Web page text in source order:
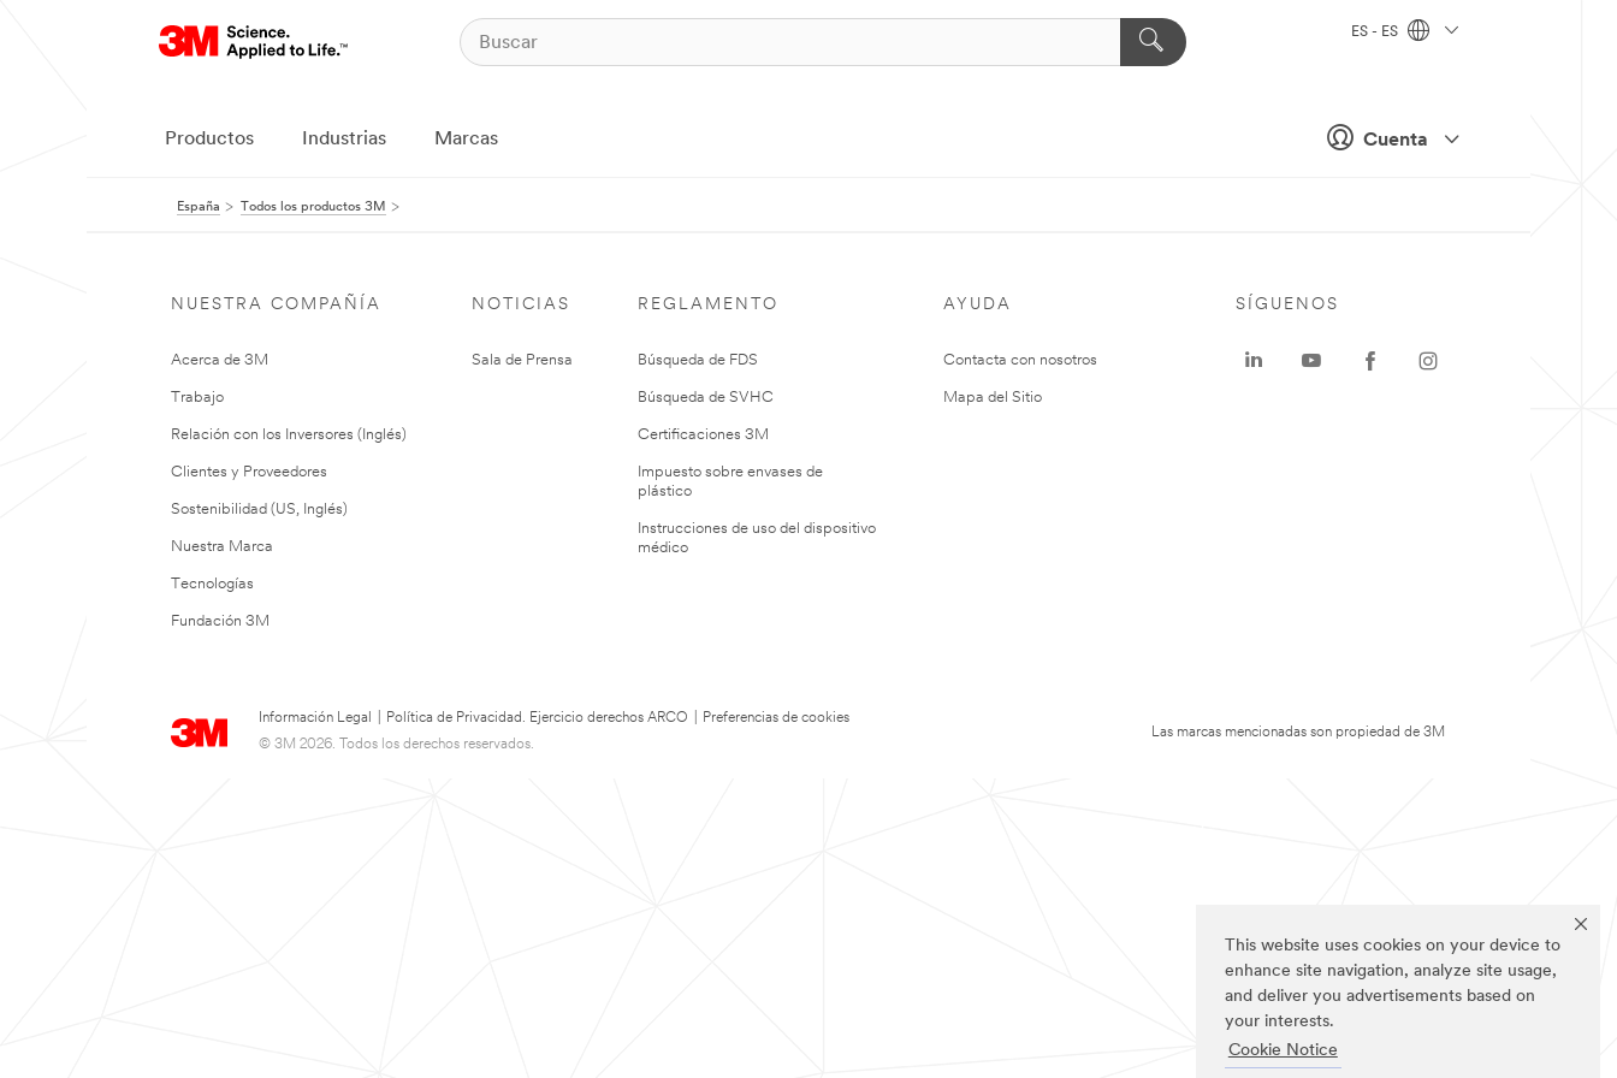
This website uses cookies on your device to
enhance site navigation, analyze site usage,
and deliver you advertisements based on
your interests.
Cookie Notice
Cuenta
ES - ES
Productos Industrias Marcas
España Todos los productos 3M
NUESTRA COMPAÑÍA
Acerca de 3M
Trabajo
Relación con los Inversores (Inglés)
Clientes y Proveedores
Sostenibilidad (US, Inglés)
Nuestra Marca
Tecnologías
Fundación 3M
NOTICIAS
Sala de Prensa
REGLAMENTO
Búsqueda de FDS
Búsqueda de SVHC
Certificaciones 3M
Impuesto sobre envases de
plástico
Instrucciones de uso del dispositivo
médico
AYUDA
Contacta con nosotros
Mapa del Sitio
Información Legal Política de Privacidad. Ejercicio derechos ARCO
Preferencias de cookies
© 3M 2026. Todos los derechos reservados.
SÍGUENOS
Las marcas mencionadas son propiedad de 3M